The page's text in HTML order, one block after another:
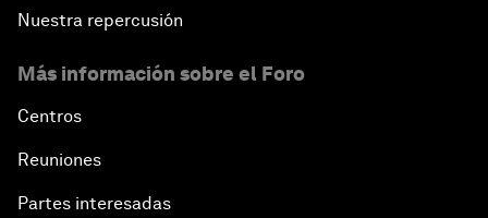
Nuestra repercusión
Más información sobre el Foro
Centros
Reuniones
Partes interesadas